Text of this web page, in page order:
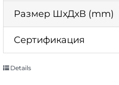
Размер ШхДхВ (mm)
Сертификация
Details